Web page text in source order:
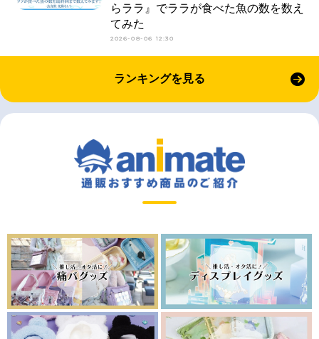
らララ』でララが食べた魚の数を数え
てみた
2026-08-06 12:30
ランキングを見る